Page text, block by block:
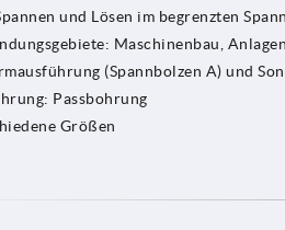
und Lösen im begrenzten
Maschinenbau,
(Spannbolzen A) und
Passbohrung
Größen